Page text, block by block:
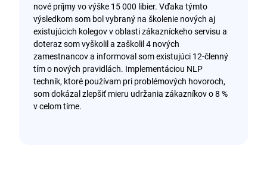
nové príjmy vo výške 15 000 libier. Vďaka týmto
výsledkom som bol vybraný na školenie nových aj
existujúcich kolegov v oblasti zákazníckeho servisu a
doteraz som vyškolil a zaškolil 4 nových
zamestnancov a informoval som existujúci 12-členný
tím o nových pravidlách. Implementáciou NLP
techník, ktoré používam pri problémových hovoroch,
som dokázal zlepšiť mieru udržania zákazníkov o 8 %
v celom tíme.